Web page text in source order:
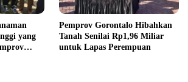
yang
Pemprov Gorontalo Hibahkan
Tanah Senilai Rp1,96 Miliar
untuk Lapas Perempuan